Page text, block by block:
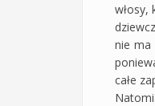
włosy,
nie ma
całe